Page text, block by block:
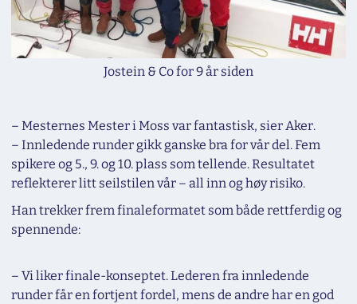
Jostein & Co for 9 år siden
– Mesternes Mester i Moss var fantastisk, sier Aker.
– Innledende runder gikk ganske bra for vår del. Fem
spikere og 5., 9. og 10. plass som tellende. Resultatet
reflekterer litt seilstilen vår – all inn og høy risiko.
Han trekker frem finaleformatet som både rettferdig og
spennende:
– Vi liker finale-konseptet. Lederen fra innledende
runder får en fortjent fordel, mens de andre har en god